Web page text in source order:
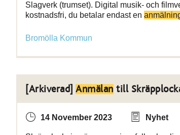
Slagverk (trumset). Digital musik- och
kostnadsfri, du betalar endast en
Bromölla Kommun
[Arkiverad] Anmälan till
14 November 2023 Nyhet